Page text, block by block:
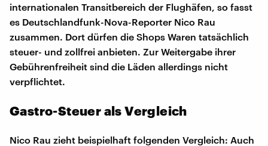
internationalen Transitbereich der Flughäfen, so fasst
es Deutschlandfunk-Nova-Reporter Nico Rau
zusammen. Dort dürfen die Shops Waren tatsächlich
steuer- und zollfrei anbieten. Zur Weitergabe ihrer
Gebührenfreiheit sind die Läden allerdings nicht
verpflichtet.
Gastro-Steuer als Vergleich
Nico Rau zieht beispielhaft folgenden Vergleich: Auch